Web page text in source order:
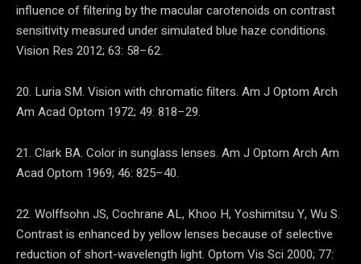
influence of filtering by the macular carotenoids on contrast
sensitivity measured under simulated blue haze conditions.
Vision Res 2012; 63: 58–62.
20. Luria SM. Vision with chromatic filters. Am J Optom Arch
Am Acad Optom 1972; 49: 818–29.
21. Clark BA. Color in sunglass lenses. Am J Optom Arch Am
Acad Optom 1969; 46: 825–40.
22. Wolffsohn JS, Cochrane AL, Khoo H, Yoshimitsu Y, Wu S.
Contrast is enhanced by yellow lenses because of selective
reduction of short-wavelength light. Optom Vis Sci 2000; 77: